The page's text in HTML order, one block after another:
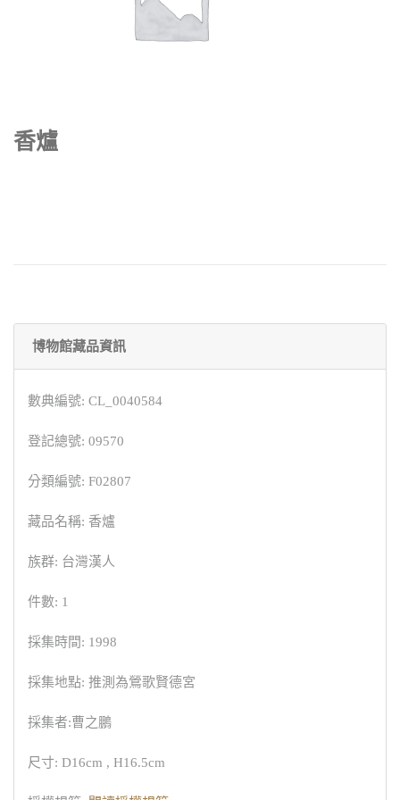
香爐
博物館藏品資訊
數典編號: CL_0040584
登記總號: 09570
分類編號: F02807
藏品名稱: 香爐
族群: 台灣漢人
件數: 1
採集時間: 1998
採集地點: 推測為鶯歌賢德宮
採集者:曹之鵬
尺寸: D16cm , H16.5cm